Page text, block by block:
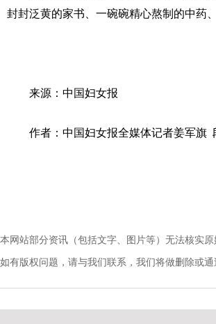
封封泛黄的家书、一碗碗精心熬制的中药
来源：中国妇女报
作者：中国妇女报全媒体记者姜军旗
本网站部分资讯（包括文字、图片等）无法核实
如有版权问题，请与我们联系，我们将做删除或通